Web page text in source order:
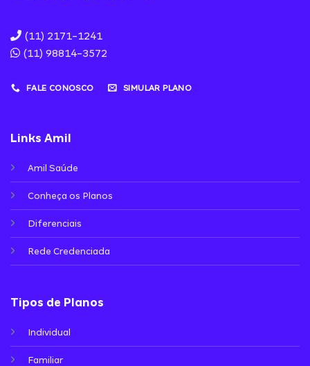
(11) 2171-1241
(11) 98814-3572
FALE CONOSCO SIMULAR PLANO
Links Amil
Amil Saúde
Conheça os Planos
Diferenciais
Rede Credenciada
Tipos de Planos
Individual
Familiar